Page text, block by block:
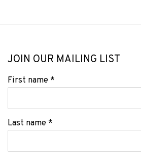
JOIN OUR MAILING LIST
First name *
Last name *